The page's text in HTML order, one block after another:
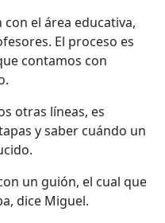
el área educativa,
El proceso es
contamos con
otras líneas, es
y saber cuándo un
un guión, el cual que
dice Miguel.